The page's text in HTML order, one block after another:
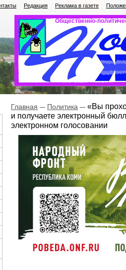
Редакция Реклама в газете
Общественно-
Главная Политика
«Вы
и получаете электронный
электронном голосовании